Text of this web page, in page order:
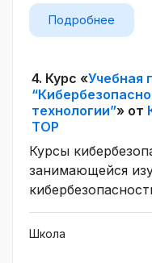
Подробнее
4. Курс «Учебная
технологии”» от
TOP
Курсы
занимающейся
взрослых, а
интересуется
информации и
Школа